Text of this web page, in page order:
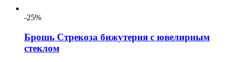
-25%
Брошь Стрекоза бижутерия с ювелирным
стеклом